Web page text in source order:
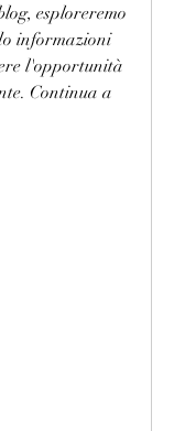
esploreremo
informazioni
l'opportunità
Continua a